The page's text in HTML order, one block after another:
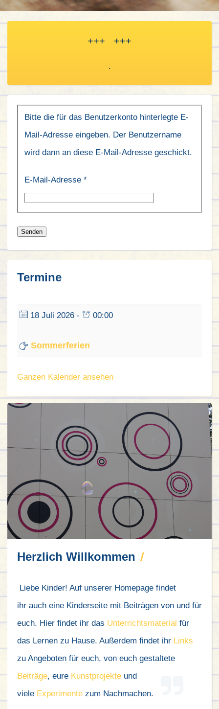
+++ +++
.
Bitte die für das Benutzerkonto hinterlegte E-
Mail-Adresse eingeben. Der Benutzername
wird dann an diese E-Mail-Adresse geschickt.
E-Mail-Adresse*
Senden
Termine
18 Juli 2026 - 00:00
Sommerferien
Ganzen Kalender ansehen
Herzlich Willkommen
Liebe Kinder! Auf unserer Homepage findet
ihr auch eine Kinderseite mit Beiträgen von und für
euch. Hier findet ihr das Unterrichtsmaterial für
das Lernen zu Hause. Außerdem findet ihr Links
zu Angeboten für euch, von euch gestaltete
Beiträge, eure Kunstprojekte und
viele Experimente zum Nachmachen.